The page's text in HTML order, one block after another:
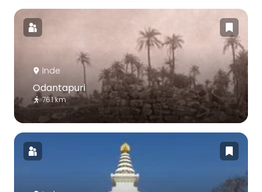
Inde
Odantapuri
76.1 km